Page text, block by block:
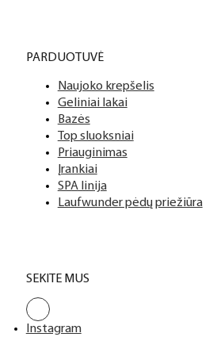
PARDUOTUVĖ
Naujoko krepšelis
Geliniai lakai
Bazės
Top sluoksniai
Priauginimas
Įrankiai
SPA linija
Laufwunder pėdų priežiūra
SEKITE MUS
Instagram